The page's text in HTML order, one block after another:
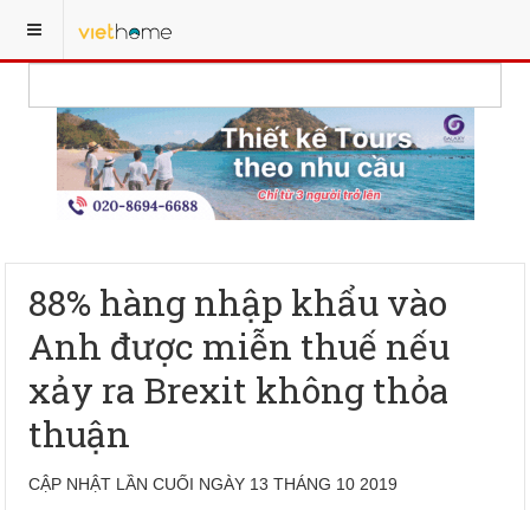
88% hàng nhập khẩu vào
Anh được miễn thuế nếu
xảy ra Brexit không thỏa
thuận
CẬP NHẬT LẦN CUỐI NGÀY 13 THÁNG 10 2019